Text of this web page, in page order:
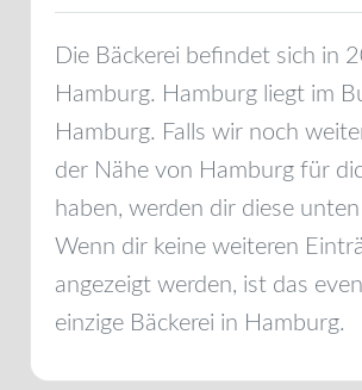
Die Bäckerei befindet sich in
Hamburg. Hamburg liegt im
Hamburg. Falls wir noch
der Nähe von Hamburg für
haben, werden dir diese
Wenn dir keine weiteren
angezeigt werden, ist das
einzige Bäckerei in Hamburg.